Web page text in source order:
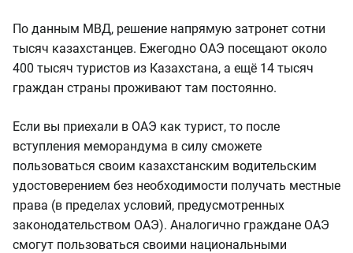
По данным МВД, решение напрямую затронет сотни
тысяч казахстанцев. Ежегодно ОАЭ посещают около
400 тысяч туристов из Казахстана, а ещё 14 тысяч
граждан страны проживают там постоянно.
Если вы приехали в ОАЭ как турист, то после
вступления меморандума в силу сможете
пользоваться своим казахстанским водительским
удостоверением без необходимости получать местные
права (в пределах условий, предусмотренных
законодательством ОАЭ). Аналогично граждане ОАЭ
смогут пользоваться своими национальными